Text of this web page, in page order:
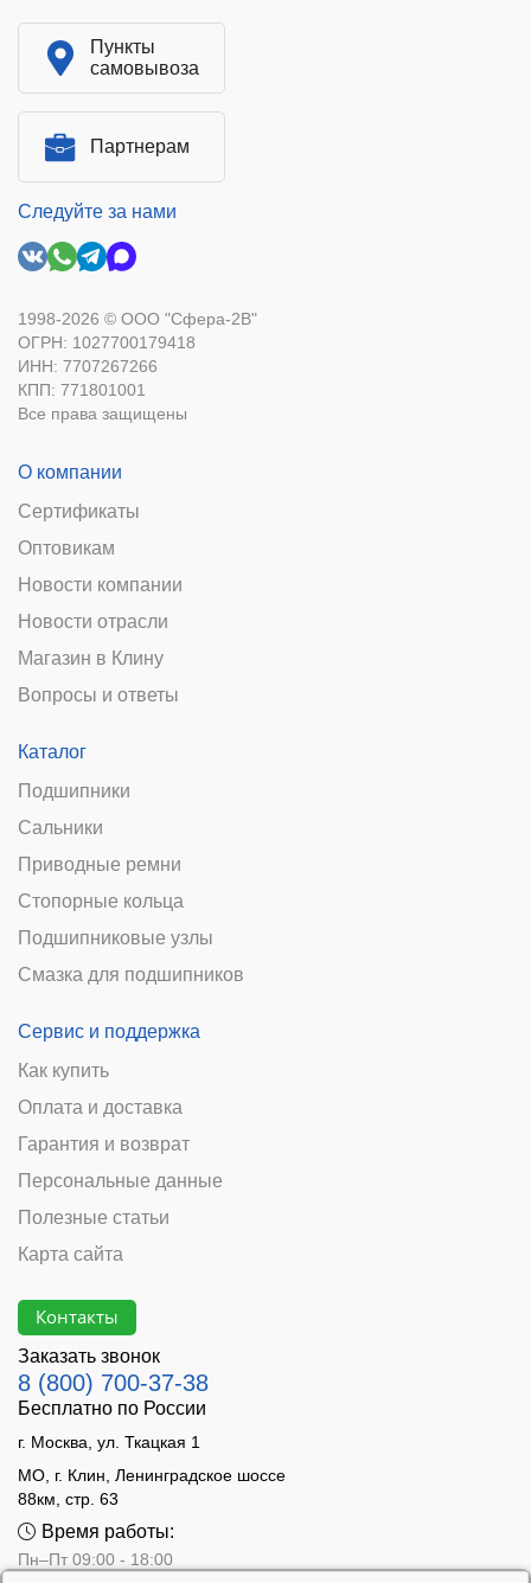
Пункты
самовывоза
Партнерам
Следуйте за нами
1998-2026 © ООО "Сфера-2В"
ОГРН: 1027700179418
ИНН: 7707267266
КПП: 771801001
Все права защищены
О компании
Сертификаты
Оптовикам
Новости компании
Новости отрасли
Магазин в Клину
Вопросы и ответы
Каталог
Подшипники
Сальники
Приводные ремни
Стопорные кольца
Подшипниковые узлы
Смазка для подшипников
Сервис и поддержка
Как купить
Оплата и доставка
Гарантия и возврат
Персональные данные
Полезные статьи
Карта сайта
Контакты
Заказать звонок
8 (800) 700-37-38
Бесплатно по России
г. Москва, ул. Ткацкая 1
МО, г. Клин, Ленинградское шоссе
88км, стр. 63
Время работы:
Пн–Пт 09:00 - 18:00